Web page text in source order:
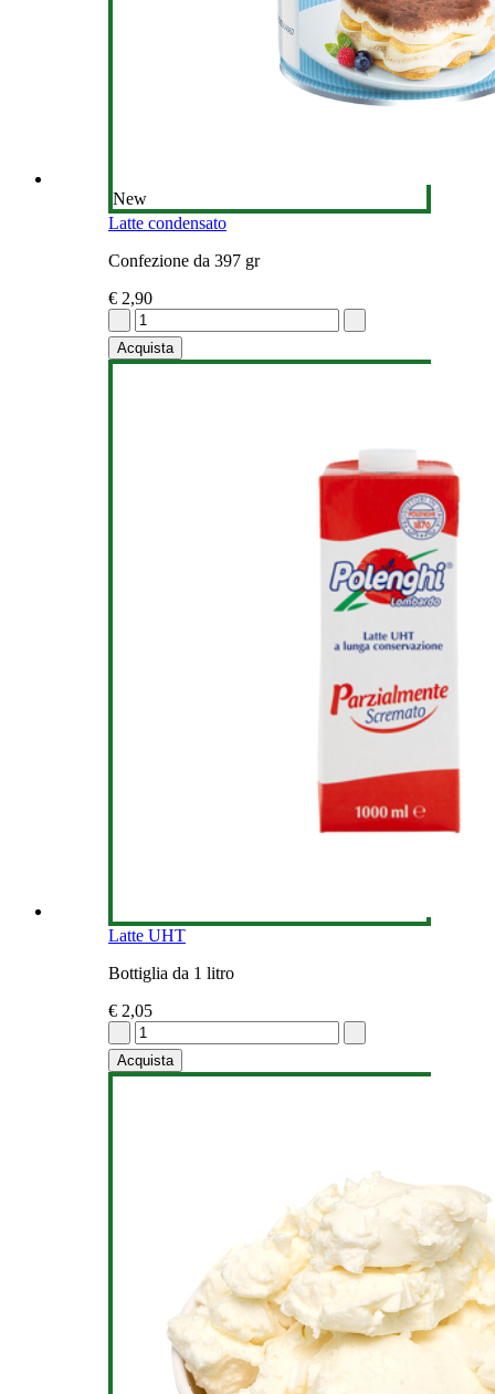
New
Latte condensato
Confezione da 397 gr
€ 2,90
Acquista
Latte UHT
Bottiglia da 1 litro
€ 2,05
Acquista